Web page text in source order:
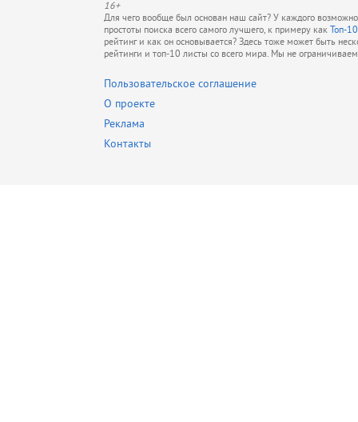
16+
Для чего вообще был основан наш сайт? У каждого
простоты поиска всего самого лучшего, к примеру как Топ-
рейтинг и как он основывается? Здесь тоже может быть
рейтинги и топ-10 листы со всего мира. Мы не
Пользовательское соглашение
О проекте
Реклама
Контакты